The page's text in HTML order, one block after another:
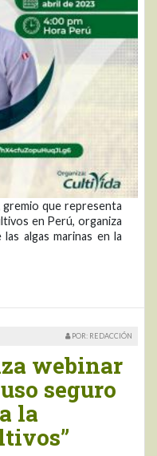
gremio que representa
en Perú, organiza
algas marinas en la
POR: REDACCIÓN
webinar
seguro
la